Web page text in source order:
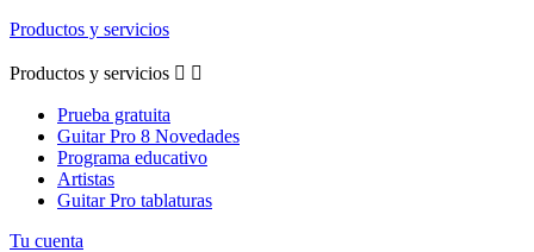
Productos y servicios
Productos y servicios  
Prueba gratuita
Guitar Pro 8 Novedades
Programa educativo
Artistas
Guitar Pro tablaturas
Tu cuenta